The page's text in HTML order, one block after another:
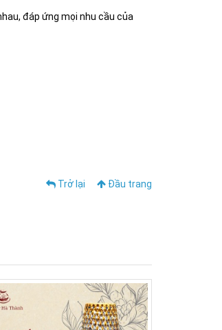
đáp ứng mọi nhu cầu của
Trở lại Đầu trang